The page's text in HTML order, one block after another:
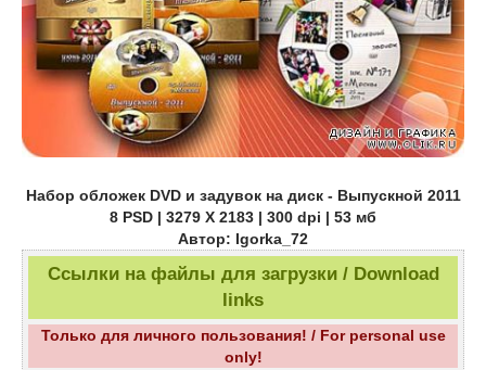
Набор обложек DVD и задувок на диск - Выпускной 2011
8 PSD | 3279 Х 2183 | 300 dpi | 53 мб
Автор: Igorka_72
Ссылки на файлы для загрузки / Download
links
Только для личного пользования! / For personal use
only!